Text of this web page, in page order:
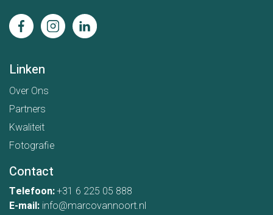
Linken
Over Ons
Partners
Kwaliteit
Fotografie
Contact
Telefoon:+31 6 225 05 888
E-mail: info@marcovannoort.nl